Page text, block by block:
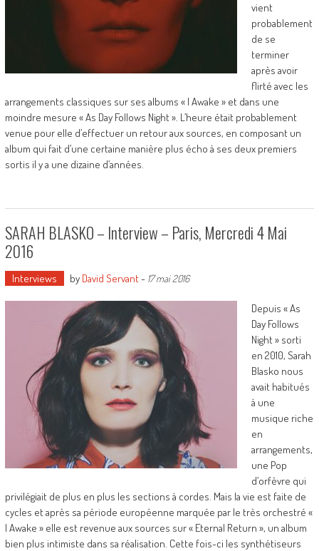
vient
probablement
de se
terminer
après avoir
flirté avec les
arrangements classiques sur ses albums « I Awake » et dans une
moindre mesure « As Day Follows Night ». L’heure était probablement
venue pour elle d’effectuer un retour aux sources, en composant un
album qui fait d’une certaine manière plus écho à ses deux premiers
sortis il y a une dizaine d’années.
SARAH BLASKO – Interview – Paris, Mercredi 4 Mai
2016
Interviews by David Servant- 17 mai 2016
Depuis « As
Day Follows
Night » sorti
en 2010, Sarah
Blasko nous
avait habitués
à une
musique riche
en
arrangements,
une Pop
d’orfèvre qui
privilégiait de plus en plus les sections à cordes. Mais la vie est faite de
cycles et après sa période européenne marquée par le très orchestré «
I Awake » elle est revenue aux sources sur « Eternal Return », un album
bien plus intimiste dans sa réalisation. Cette fois-ci les synthétiseurs